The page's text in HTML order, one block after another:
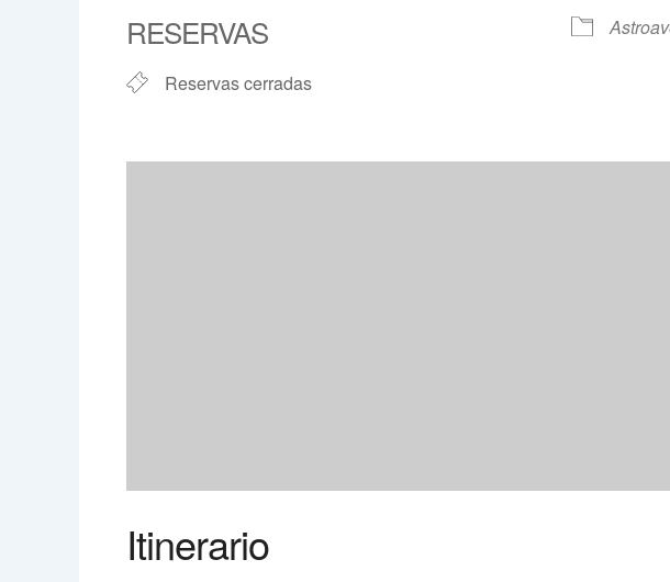
RESERVAS
Reservas cerradas
Itinerario